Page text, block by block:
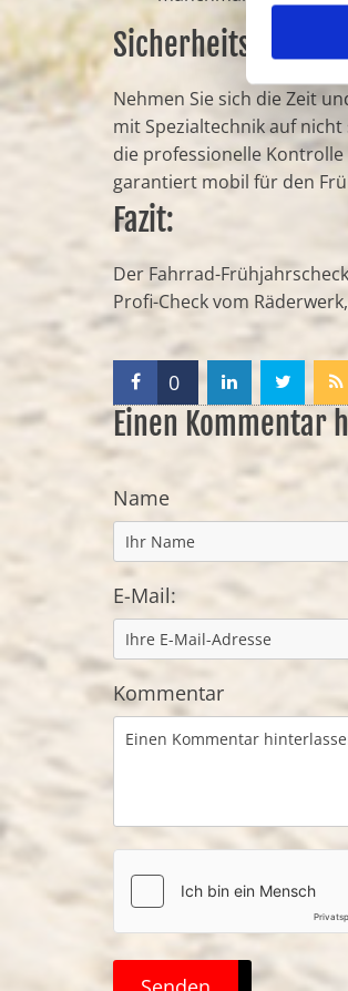
Sicherheitscheck
Nehmen Sie sich die Zeit
mit Spezialtechnik auf
die professionelle
garantiert mobil für den
Fazit:
Der Fahrrad-
Profi-Check vom
0
Einen Kommentar
Name
E-Mail:
Kommentar